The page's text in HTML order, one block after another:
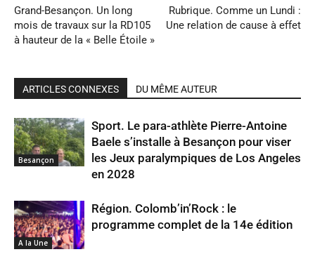
Grand-Besançon. Un long
mois de travaux sur la RD105
à hauteur de la « Belle Étoile »
Rubrique. Comme un Lundi :
Une relation de cause à effet
ARTICLES CONNEXES DU MÊME AUTEUR
Besançon
Sport. Le para-athlète Pierre-Antoine
Baele s’installe à Besançon pour viser
les Jeux paralympiques de Los Angeles
en 2028
A la Une
Région. Colomb’in’Rock : le
programme complet de la 14e édition